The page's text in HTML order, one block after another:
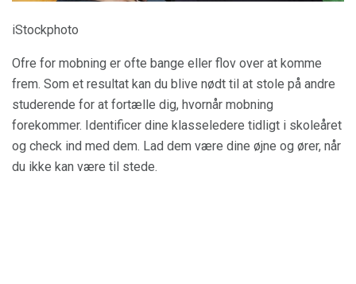
iStockphoto
Ofre for mobning er ofte bange eller flov over at komme
frem. Som et resultat kan du blive nødt til at stole på andre
studerende for at fortælle dig, hvornår mobning
forekommer. Identificer dine klasseledere tidligt i skoleåret
og check ind med dem. Lad dem være dine øjne og ører, når
du ikke kan være til stede.